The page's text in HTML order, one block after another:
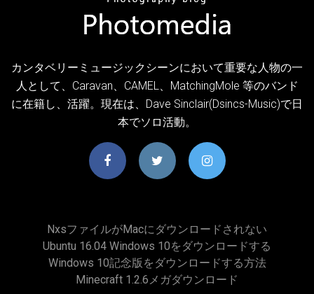
カンタベリーミュージックシーンにおいて重要な人物の一
人として、Caravan、CAMEL、MatchingMole 等のバンド
に在籍し、活躍。現在は、Dave Sinclair(Dsincs-Music)で日
本でソロ活動。
NxsファイルがMacにダウンロードされない
Ubuntu 16.04 Windows 10をダウンロードする
Windows 10記念版をダウンロードする方法
Minecraft 1.2.6メガダウンロード